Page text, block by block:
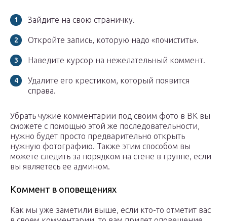
Зайдите на свою страничку.
Откройте запись, которую надо «почистить».
Наведите курсор на нежелательный коммент.
Удалите его крестиком, который появится
справа.
Убрать чужие комментарии под своим фото в ВК вы
сможете с помощью этой же последовательности,
нужно будет просто предварительно открыть
нужную фотографию. Также этим способом вы
можете следить за порядком на стене в группе, если
вы являетесь ее админом.
Коммент в оповещениях
Как мы уже заметили выше, если кто-то отметит вас